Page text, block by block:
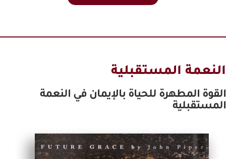
النعمة المستقبلية
القوة المطهرة للحياة بالإيمان في النعمة
المستقبلية